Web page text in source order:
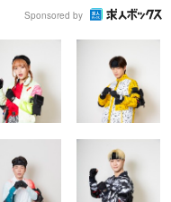
Sponsored by